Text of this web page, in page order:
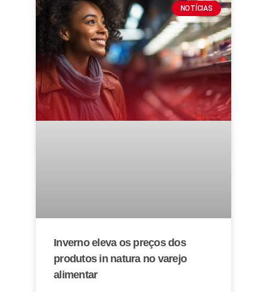
NOTÍCIAS
Inverno eleva os preços dos
produtos in natura no varejo
alimentar